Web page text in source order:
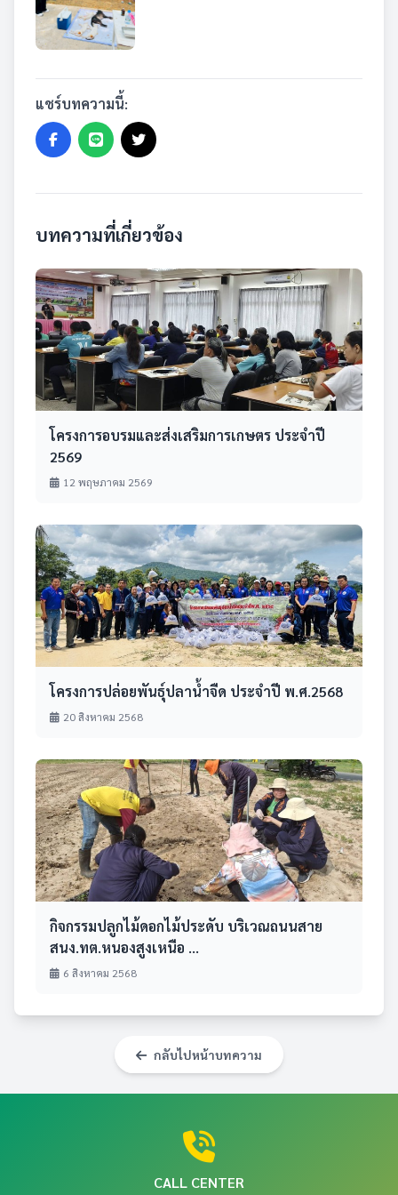
แชร์บทความนี้:
บทความที่เกี่ยวข้อง
โครงการอบรมและส่งเสริมการเกษตร ประจำปี
2569
12 พฤษภาคม 2569
โครงการปล่อยพันธุ์ปลาน้ำจืด ประจำปี พ.ศ.2568
20 สิงหาคม 2568
กิจกรรมปลูกไม้ดอกไม้ประดับ บริเวณถนนสาย
สนง.ทต.หนองสูงเหนือ ...
6 สิงหาคม 2568
กลับไปหน้าบทความ
CALL CENTER